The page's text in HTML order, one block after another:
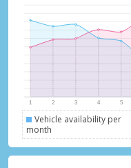
Vehicle availability per
month